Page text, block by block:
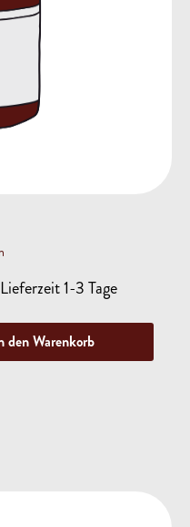
1-3 Tage
den Warenkorb